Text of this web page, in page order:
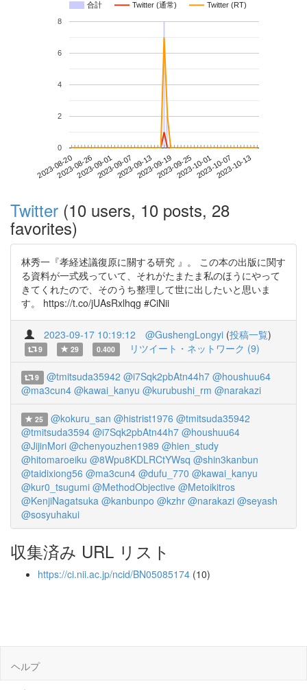
合計 Twitter (通常) Twitter (RT)
2023-08-202023-08-262023-09-012023-09-072023-09-132023-09-192023-09-252023-10-012023-10-072023-10-13
0
2
4
6
8
Twitter (10 users, 10 posts, 28
favorites)
林秀一『孝経述議復原に關する研究 』。 この本の出版に関す
る資料が一式残っていて、それがたまたま私のほうにやって
きてくれたので、そのうち整理して世に出したいと思いま
す。 https://t.co/jUAsRxlhqg #CiNii
2023-09-17 10:19:12 @GushengLongyi (投稿一覧)
9 29 0.400 リツイート・ネットワーク (9)
9 @tmitsuda35942 @i7Sqk2pbAtn44h7 @houshuu64
@ma3cun4 @kawai_kanyu @kurubushi_rm @narakazi
25 @kokuru_san @histrist1976 @tmitsuda35942
@tmitsuda3594 @i7Sqk2pbAtn44h7 @houshuu64
@JijinMori @chenyouzhen1989 @hien_study
@hitomaroeiku @8Wpu8KDLRCtYWsq @shin3kanbun
@taidixiong56 @ma3cun4 @dufu_770 @kawai_kanyu
@kur0_tsugumi @MethodObjective @Metoikitros
@KenjiNagatsuka @kanbunpo @kzhr @narakazi @seyash
@sosyuhakui
収集済み URL リスト
https://ci.nii.ac.jp/ncid/BN05085174 (10)
ヘルプ